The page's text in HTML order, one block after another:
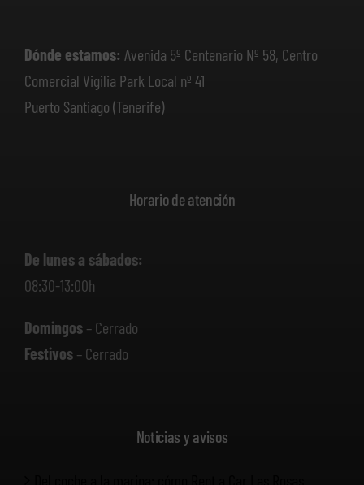
Dónde estamos: Avenida 5º Centenario Nº 58, Centro
Comercial Vigilia Park Local nº 41
Puerto Santiago (Tenerife)
Horario de atención
De lunes a sábados:
08:30-13:00h
Domingos– Cerrado
Festivos– Cerrado
Noticias y avisos